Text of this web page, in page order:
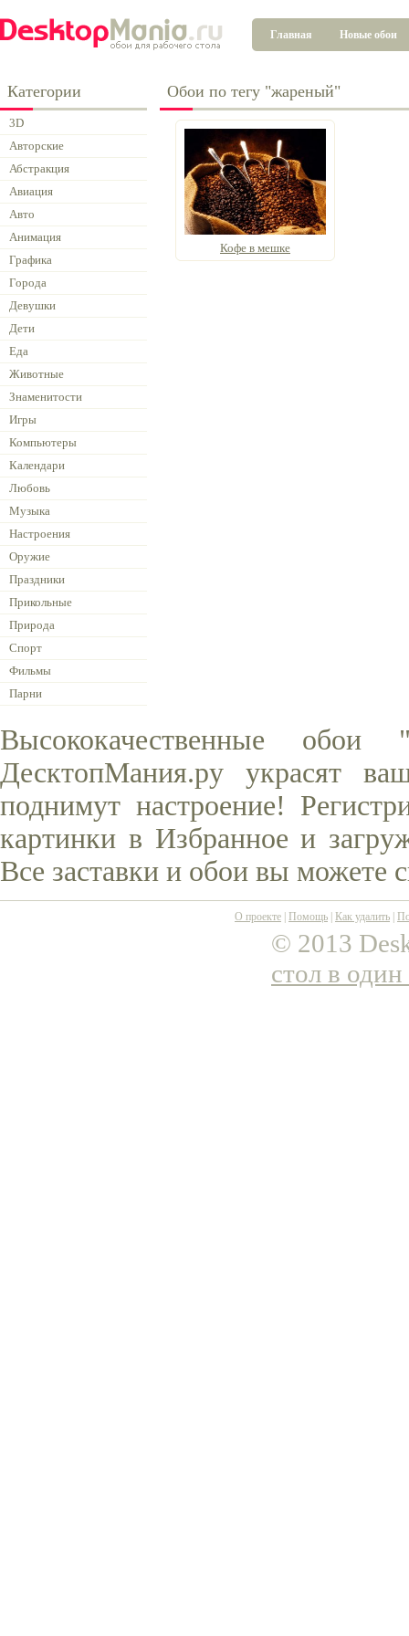
Главная Новые обои
Категории
3D
Авторские
Абстракция
Авиация
Авто
Анимация
Графика
Города
Девушки
Дети
Еда
Животные
Знаменитости
Игры
Компьютеры
Календари
Любовь
Музыка
Настроения
Оружие
Праздники
Прикольные
Природа
Спорт
Фильмы
Парни
Обои по тегу "жареный"
Кофе в мешке
Высококачественные
ДесктопМания.ру украсят
поднимут настроение!
картинки в Избранное и
Все заставки и обои вы можете
О проекте Помощь Как удалить
© 2013
стол в